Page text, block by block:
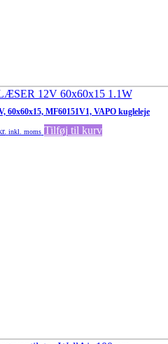
60x60x15, MF60151V1, VAPO kugleleje
inkl. moms Tilføj til kurv